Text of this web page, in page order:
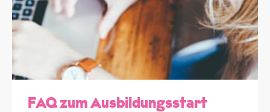
FAQ zum Ausbildungsstart